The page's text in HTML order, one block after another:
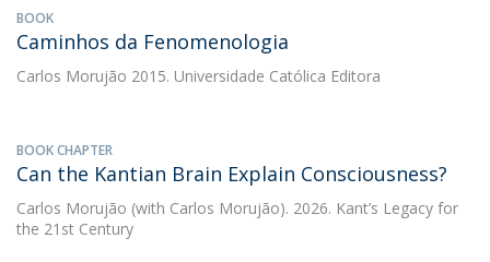
BOOK
Caminhos da Fenomenologia
Carlos Morujão 2015. Universidade Católica Editora
BOOK CHAPTER
Can the Kantian Brain Explain Consciousness?
Carlos Morujão (with Carlos Morujão). 2026. Kant’s Legacy for
the 21st Century